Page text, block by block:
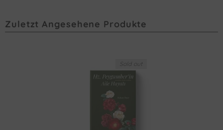
Zuletzt Angesehene Produkte
Sold out